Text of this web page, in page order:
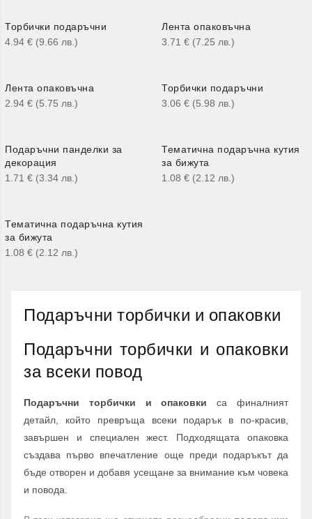
Торбички подаръчни
4.94 € (9.66 лв. )
Лента опаковъчна
3.71 € (7.25 лв. )
Лента опаковъчна
2.94 € (5.75 лв. )
Торбички подаръчни
3.06 € (5.98 лв. )
Подаръчни панделки за
декорация
1.71 € (3.34 лв. )
Тематична подаръчна кутия
за бижута
1.08 € (2.12 лв. )
Тематична подаръчна кутия
за бижута
1.08 € (2.12 лв. )
Подаръчни торбички и опаковки
Подаръчни торбички и опаковки
за всеки повод
Подаръчни торбички и опаковки са финалният
детайл, който превръща всеки подарък в по-красив,
завършен и специален жест. Подходящата опаковка
създава първо впечатление още преди подаръкът да
бъде отворен и добавя усещане за внимание към човека
и повода.